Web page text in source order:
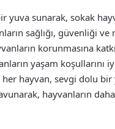
yuva sunarak, sokak
sağlığı, güvenliği ve
korunmasına
yaşam koşullarını
hayvan, sevgi dolu
hayvanların